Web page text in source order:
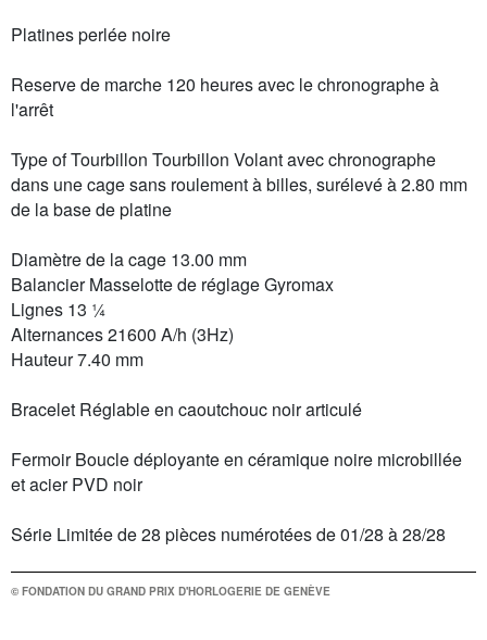
Platines perlée noire
Reserve de marche 120 heures avec le chronographe à
l'arrêt
Type of Tourbillon Tourbillon Volant avec chronographe
dans une cage sans roulement à billes, surélevé à 2.80 mm
de la base de platine
Diamètre de la cage 13.00 mm
Balancier Masselotte de réglage Gyromax
Lignes 13 ¼
Alternances 21600 A/h (3Hz)
Hauteur 7.40 mm
Bracelet Réglable en caoutchouc noir articulé
Fermoir Boucle déployante en céramique noire microbillée
et acier PVD noir
Série Limitée de 28 pièces numérotées de 01/28 à 28/28
© FONDATION DU GRAND PRIX D'HORLOGERIE DE GENÈVE